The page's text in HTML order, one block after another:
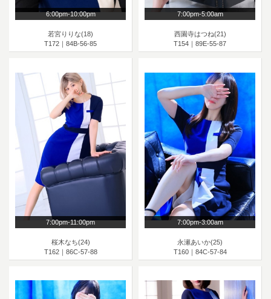
6:00pm-10:00pm
若宮りりな(18)
T172｜84B-56-85
7:00pm-5:00am
西園寺はつね(21)
T154｜89E-55-87
7:00pm-11:00pm
桜木なち(24)
T162｜86C-57-88
7:00pm-3:00am
永瀬あいか(25)
T160｜84C-57-84